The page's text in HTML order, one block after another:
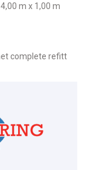
m x 1,00 m
complete refitt